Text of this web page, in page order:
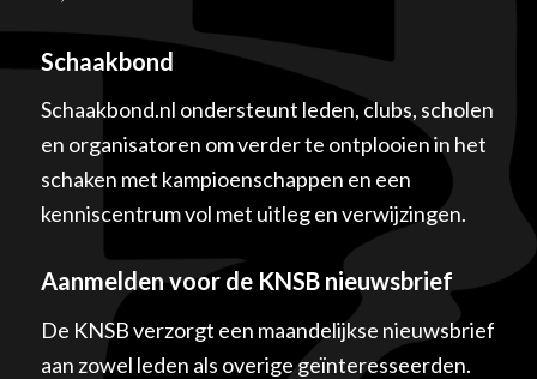
Schaakbond
Schaakbond.nl ondersteunt leden, clubs, scholen
en organisatoren om verder te ontplooien in het
schaken met kampioenschappen en een
kenniscentrum vol met uitleg en verwijzingen.
Aanmelden voor de KNSB nieuwsbrief
De KNSB verzorgt een maandelijkse nieuwsbrief
aan zowel leden als overige geïnteresseerden.